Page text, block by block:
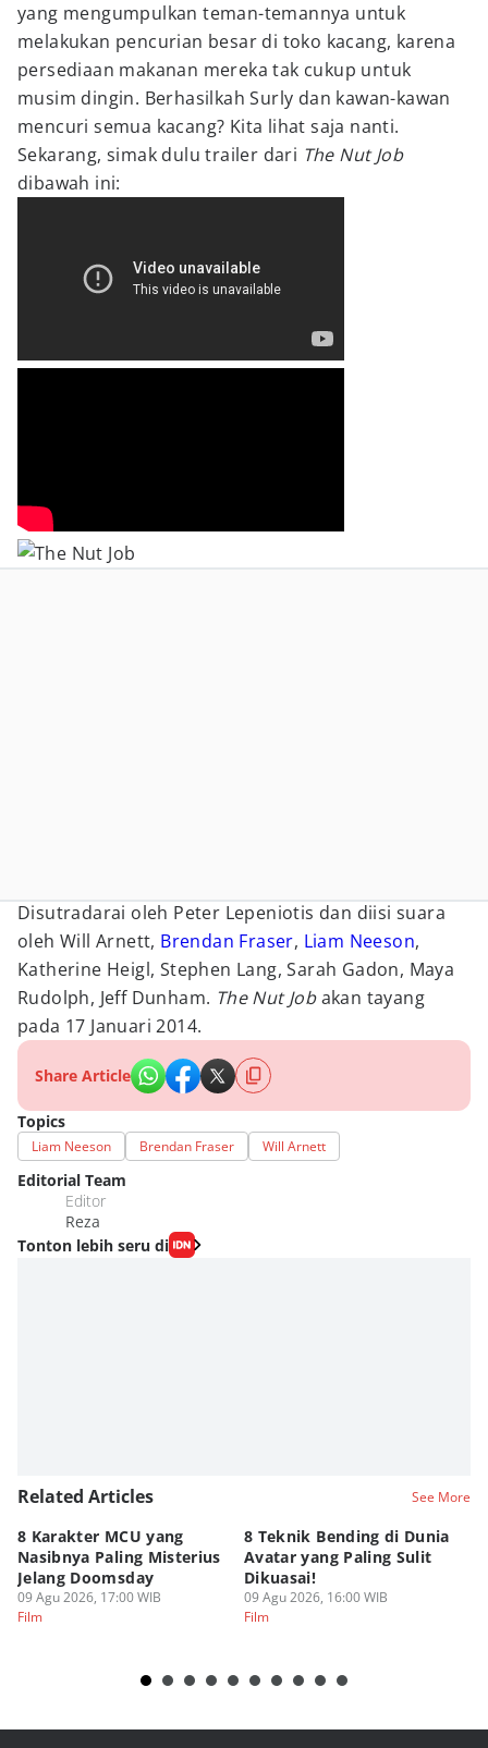
yang mengumpulkan teman-temannya untuk
melakukan pencurian besar di toko kacang, karena
persediaan makanan mereka tak cukup untuk
musim dingin. Berhasilkah Surly dan kawan-kawan
mencuri semua kacang? Kita lihat saja nanti.
Sekarang, simak dulu trailer dari The Nut Job
dibawah ini:
Disutradarai oleh Peter Lepeniotis dan diisi suara
oleh Will Arnett, Brendan Fraser, Liam Neeson,
Katherine Heigl, Stephen Lang, Sarah Gadon, Maya
Rudolph, Jeff Dunham. The Nut Jobakan tayang
pada 17 Januari 2014.
Share Article
Topics
Liam Neeson Brendan Fraser Will Arnett
Editorial Team
Editor
Reza
Tonton lebih seru di
Related Articles See More
8 Karakter MCU yang
Nasibnya Paling Misterius
Jelang Doomsday
09 Agu 2026, 17:00 WIB
Film
8 Teknik Bending di Dunia
Avatar yang Paling Sulit
Dikuasai!
09 Agu 2026, 16:00 WIB
Film